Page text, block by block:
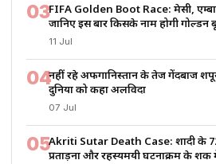
03FIFA Golden Boot Race: मेसी,
जानिए इस बार किसके नाम होगी गोल्डन
11 Jul
04नहीं रहे अफगानिस्तान के तेज गेंदबाज
दुनिया को कहा अलविदा
07 Jul
05Akriti Sutar Death Case: शादी के
प्रताड़ना और रहस्यमयी घटनाक्रम के शक